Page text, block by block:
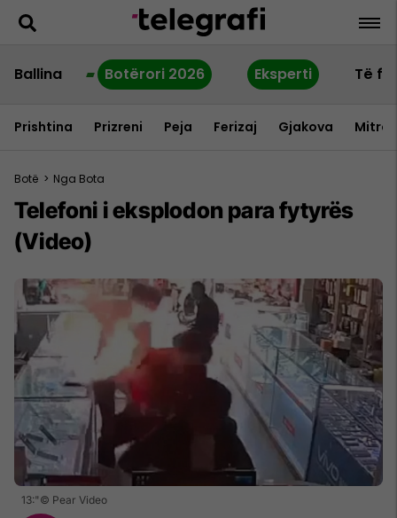
Ballina Botërori 2026 Eksperti Të
Prishtina Prizreni Peja Ferizaj Gjakova
Botë > Nga Bota
Telefoni i eksplodon para fytyrës
(Video)
13:"© Pear Video